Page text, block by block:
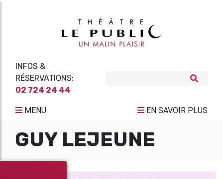
INFOS &
RÉSERVATIONS:
02 724 24 44
MENU EN SAVOIR PLUS
GUY LEJEUNE